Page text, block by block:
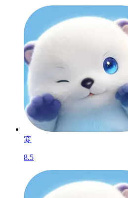
宠
8.5